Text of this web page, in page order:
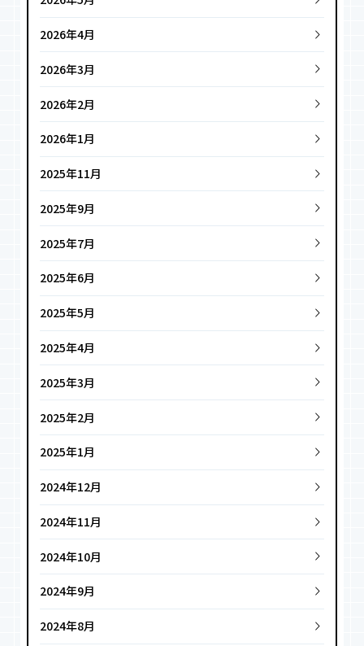
2026年4月
2026年3月
2026年2月
2026年1月
2025年11月
2025年9月
2025年7月
2025年6月
2025年5月
2025年4月
2025年3月
2025年2月
2025年1月
2024年12月
2024年11月
2024年10月
2024年9月
2024年8月